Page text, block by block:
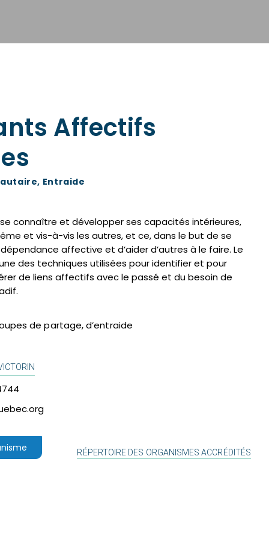
Affectifs
, Entraide
connaître et développer ses capacités intérieures,
et vis-à-vis les autres, et ce, dans le but de se
affective et d’aider d’autres à le faire. Le
des techniques utilisées pour identifier et pour
de liens affectifs avec le passé et du besoin de
de partage, d’entraide
RÉPERTOIRE DES ORGANISMES ACCRÉDITÉS